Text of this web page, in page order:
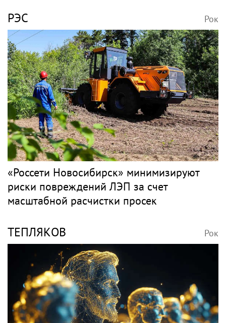
РЭС Рок
«Россети Новосибирск» минимизируют
риски повреждений ЛЭП за счет
масштабной расчистки просек
ТЕПЛЯКОВ Рок